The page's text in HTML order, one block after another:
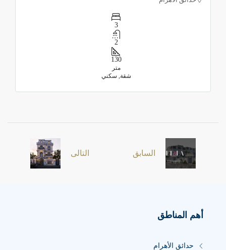
3
2
130
متر
شقة, سكني
السابق التالى
أهم المناطق
حدائق الأهرام